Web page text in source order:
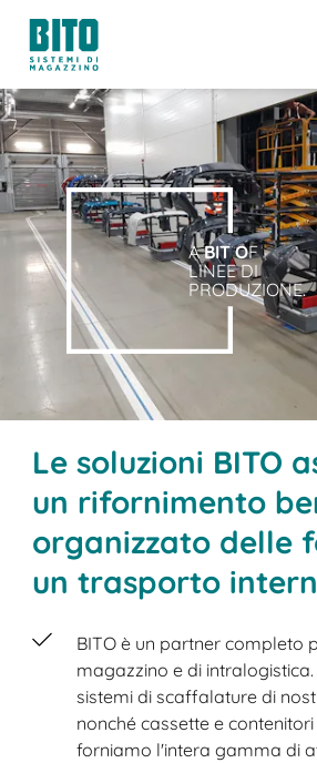
ABIT OF
LINEE DI
PRODUZIONE.
Le soluzioni BITO
un rifornimento
organizzato delle
un trasporto
BITO è un partner completo
magazzino e di
sistemi di scaffalature di
nonché cassette e contenitori
forniamo l'intera gamma di